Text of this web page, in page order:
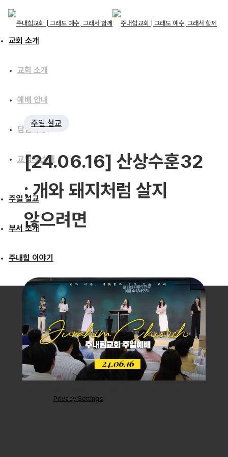
예배 안내
교역자 소개
부서 소개
주내힘 이야기
교회 소개
교회 소개
예배 안내
담임목사
교역자 소개
주일 설교
부서 소개
주내힘 이야기
주일 설교
[24.06.16] 산상수훈32
: 개와 돼지처럼 살지
않으려면
Privacy Settings